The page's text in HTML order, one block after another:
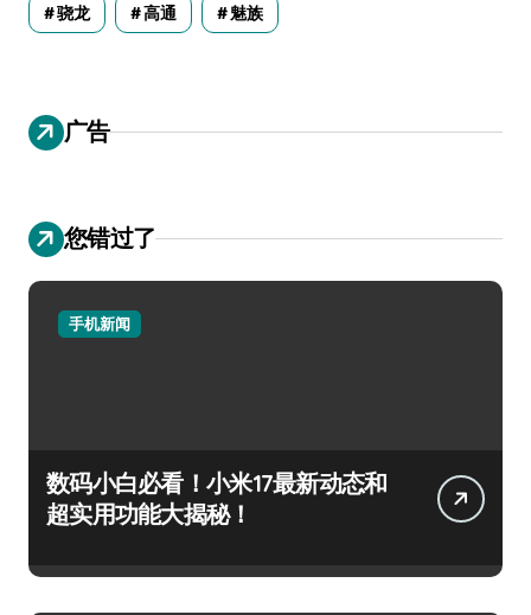
骁龙 高通 魅族
广告
您错过了
手机新闻
数码小白必看！小米17最新动态和
超实用功能大揭秘！